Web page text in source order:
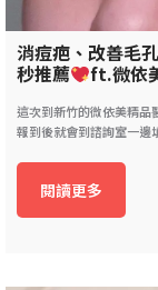
消痘疤、改善毛
秒推薦 ft.微依
這次到新竹的微依美精品
報到後就會到諮詢室一邊
閱讀更多